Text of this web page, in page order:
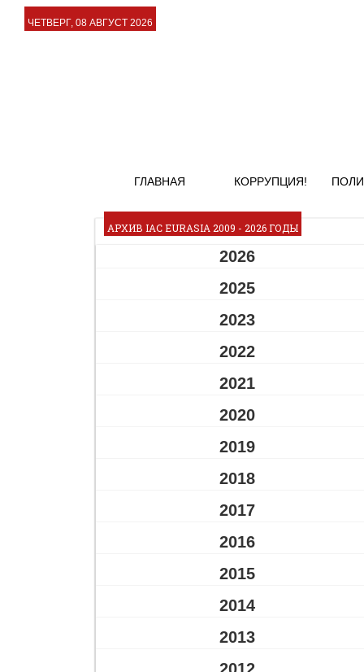
ЧЕТВЕРГ, 08 АВГУСТ 2026
ГЛАВНАЯ КОРРУПЦИЯ!
АРХИВ IAC EURASIA 2009 - 2026 ГОДЫ
2026
2025
2023
2022
2021
2020
2019
2018
2017
2016
2015
2014
2013